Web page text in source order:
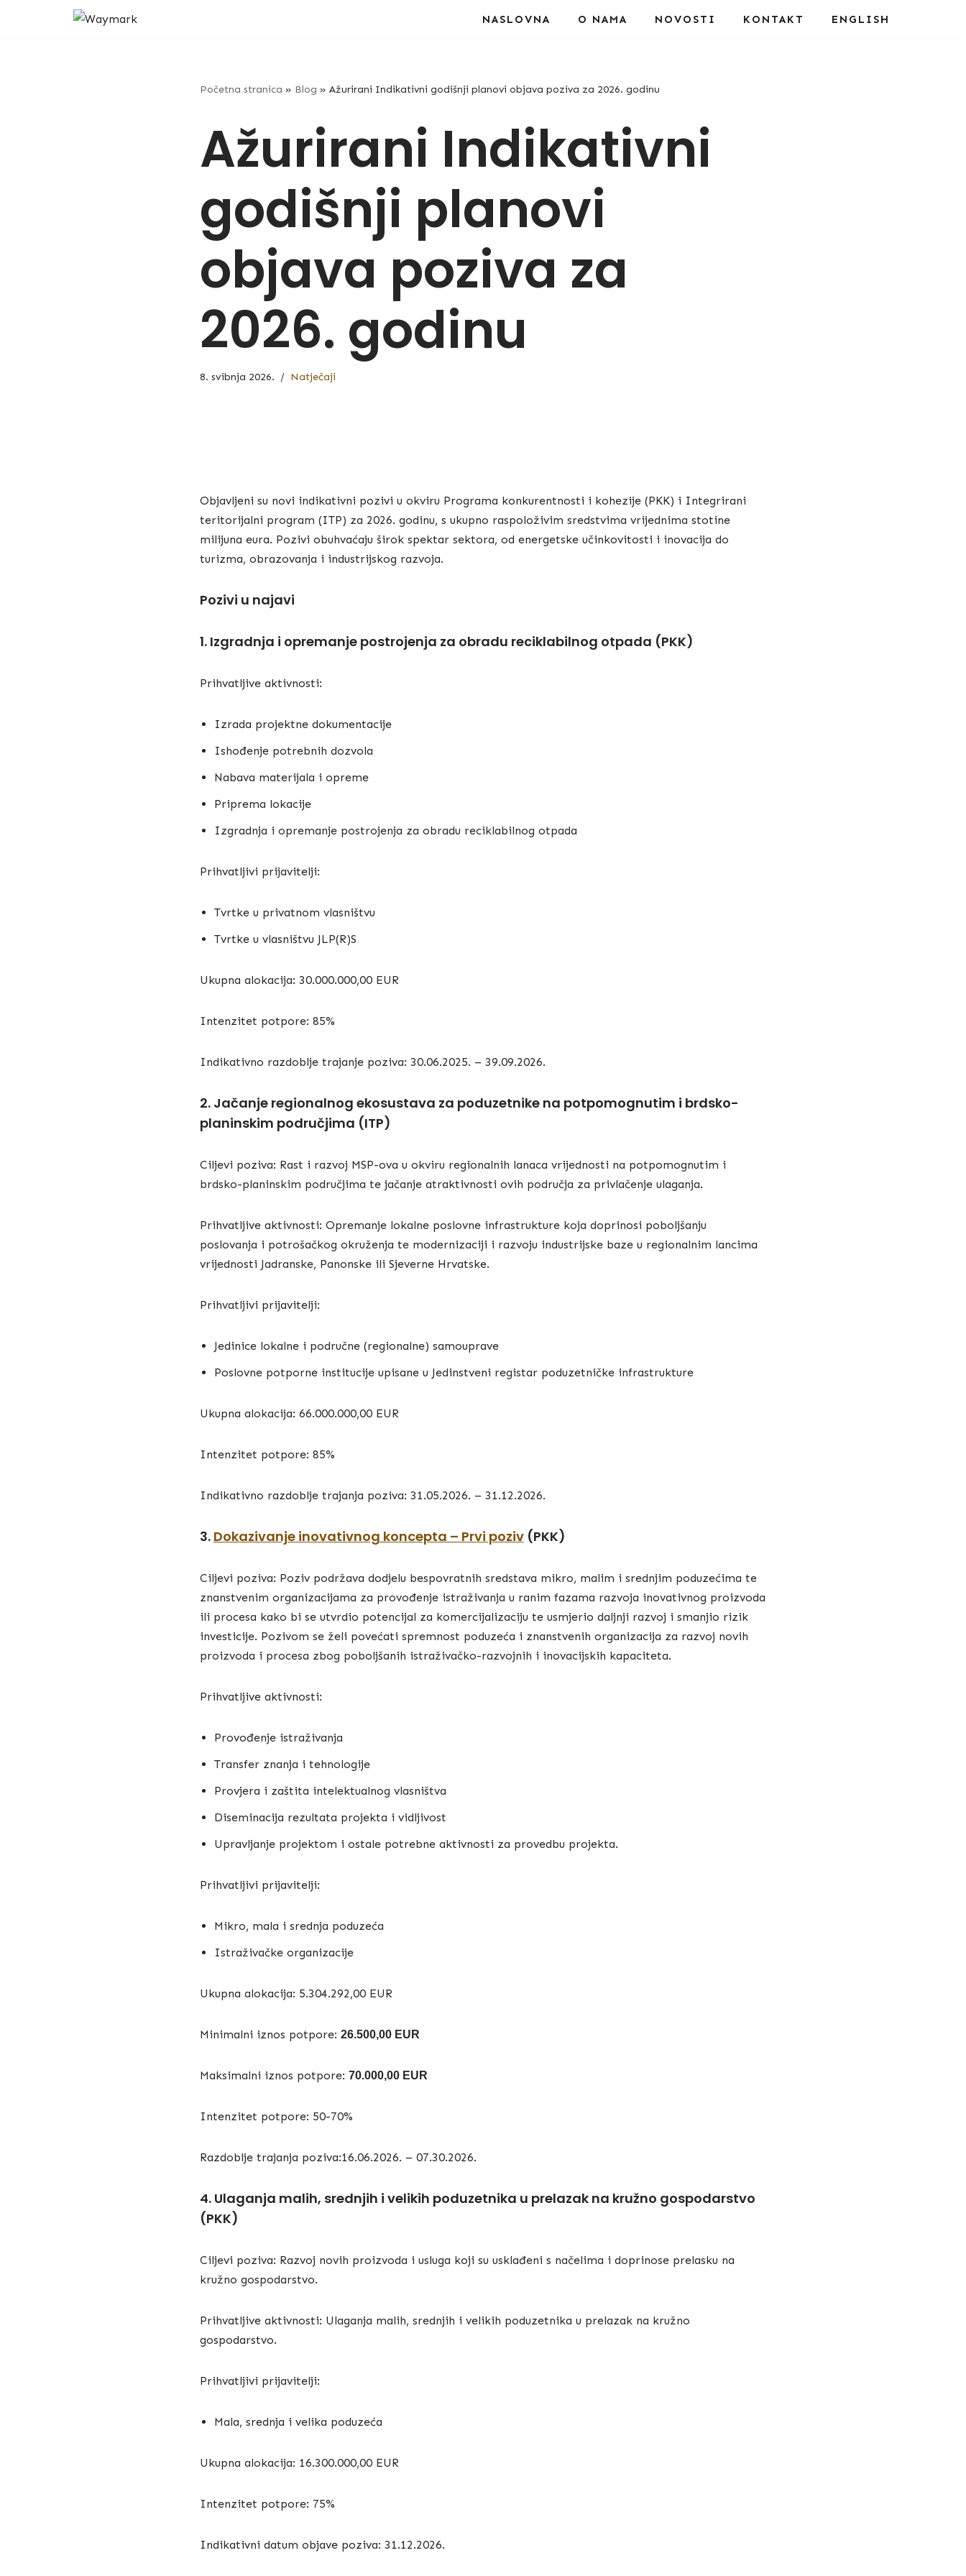
NASLOVNA O NAMA NOVOSTI KONTAKT ENGLISH
Početna stranica » Blog » Ažurirani Indikativni godišnji planovi objava poziva za 2026. godinu
Ažurirani Indikativni
godišnji planovi
objava poziva za
2026. godinu
8. svibnja 2026. Natječaji
Objavljeni su novi indikativni pozivi u okviru Programa konkurentnosti i kohezije (PKK) i Integrirani
teritorijalni program (ITP) za 2026. godinu, s ukupno raspoloživim sredstvima vrijednima stotine
milijuna eura. Pozivi obuhvaćaju širok spektar sektora, od energetske učinkovitosti i inovacija do
turizma, obrazovanja i industrijskog razvoja.
Pozivi u najavi
1. Izgradnja i opremanje postrojenja za obradu reciklabilnog otpada (PKK)
Prihvatljive aktivnosti:
Izrada projektne dokumentacije
Ishođenje potrebnih dozvola
Nabava materijala i opreme
Priprema lokacije
Izgradnja i opremanje postrojenja za obradu reciklabilnog otpada
Prihvatljivi prijavitelji:
Tvrtke u privatnom vlasništvu
Tvrtke u vlasništvu JLP(R)S
Ukupna alokacija: 30.000.000,00 EUR
Intenzitet potpore: 85%
Indikativno razdoblje trajanje poziva: 30.06.2025. – 39.09.2026.
2. Jačanje regionalnog ekosustava za poduzetnike na potpomognutim i brdsko-
planinskim područjima (ITP)
Ciljevi poziva: Rast i razvoj MSP-ova u okviru regionalnih lanaca vrijednosti na potpomognutim i
brdsko-planinskim područjima te jačanje atraktivnosti ovih područja za privlačenje ulaganja.
Prihvatljive aktivnosti: Opremanje lokalne poslovne infrastrukture koja doprinosi poboljšanju
poslovanja i potrošačkog okruženja te modernizaciji i razvoju industrijske baze u regionalnim lancima
vrijednosti Jadranske, Panonske ili Sjeverne Hrvatske.
Prihvatljivi prijavitelji:
Jedinice lokalne i područne (regionalne) samouprave
Poslovne potporne institucije upisane u Jedinstveni registar poduzetničke infrastrukture
Ukupna alokacija: 66.000.000,00 EUR
Intenzitet potpore: 85%
Indikativno razdoblje trajanja poziva: 31.05.2026. – 31.12.2026.
3. Dokazivanje inovativnog koncepta – Prvi poziv(PKK)
Ciljevi poziva: Poziv podržava dodjelu bespovratnih sredstava mikro, malim i srednjim poduzećima te
znanstvenim organizacijama za provođenje istraživanja u ranim fazama razvoja inovativnog proizvoda
ili procesa kako bi se utvrdio potencijal za komercijalizaciju te usmjerio daljnji razvoj i smanjio rizik
investicije. Pozivom se želi povećati spremnost poduzeća i znanstvenih organizacija za razvoj novih
proizvoda i procesa zbog poboljšanih istraživačko-razvojnih i inovacijskih kapaciteta.
Prihvatljive aktivnosti:
Provođenje istraživanja
Transfer znanja i tehnologije
Provjera i zaštita intelektualnog vlasništva
Diseminacija rezultata projekta i vidljivost
Upravljanje projektom i ostale potrebne aktivnosti za provedbu projekta.
Prihvatljivi prijavitelji:
Mikro, mala i srednja poduzeća
Istraživačke organizacije
Ukupna alokacija: 5.304.292,00 EUR
Minimalni iznos potpore: 26.500,00 EUR
Maksimalni iznos potpore: 70.000,00 EUR
Intenzitet potpore: 50-70%
Razdoblje trajanja poziva:16.06.2026. – 07.30.2026.
4. Ulaganja malih, srednjih i velikih poduzetnika u prelazak na kružno gospodarstvo
(PKK)
Ciljevi poziva: Razvoj novih proizvoda i usluga koji su usklađeni s načelima i doprinose prelasku na
kružno gospodarstvo.
Prihvatljive aktivnosti: Ulaganja malih, srednjih i velikih poduzetnika u prelazak na kružno
gospodarstvo.
Prihvatljivi prijavitelji:
Mala, srednja i velika poduzeća
Ukupna alokacija: 16.300.000,00 EUR
Intenzitet potpore: 75%
Indikativni datum objave poziva: 31.12.2026.